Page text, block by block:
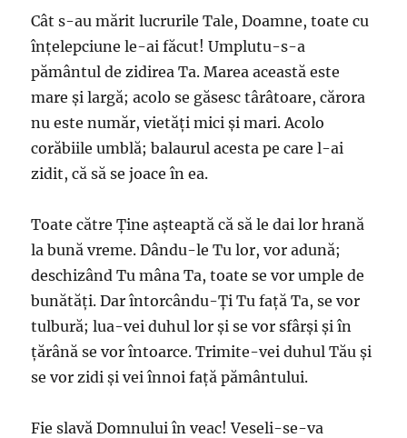
Cât s-au mărit lucrurile Tale, Doamne, toate cu
înţelepciune le-ai făcut! Umplutu-s-a
pământul de zidirea Ta. Marea această este
mare şi largă; acolo se găsesc târâtoare, cărora
nu este număr, vietăţi mici şi mari. Acolo
corăbiile umblă; balaurul acesta pe care l-ai
zidit, că să se joace în ea.
Toate către Ţine aşteaptă că să le dai lor hrană
la bună vreme. Dându-le Tu lor, vor adună;
deschizând Tu mâna Ta, toate se vor umple de
bunătăţi. Dar întorcându-Ţi Tu faţă Ta, se vor
tulbură; lua-vei duhul lor şi se vor sfârşi şi în
ţărână se vor întoarce. Trimite-vei duhul Tău şi
se vor zidi şi vei înnoi faţă pământului.
Fie slavă Domnului în veac! Veseli-se-va